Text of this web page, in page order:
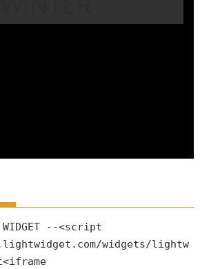
--<script
widgets/lightw